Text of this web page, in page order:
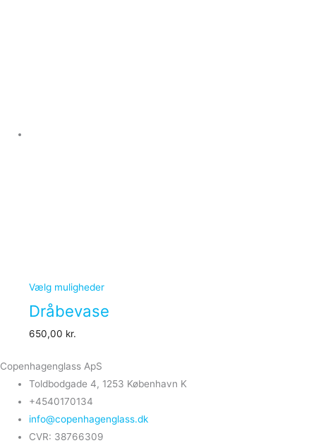
Vælg muligheder
Dråbevase
650,00 kr.
Copenhagenglass ApS
Toldbodgade 4, 1253 København K
+4540170134
info@copenhagenglass.dk
CVR: 38766309